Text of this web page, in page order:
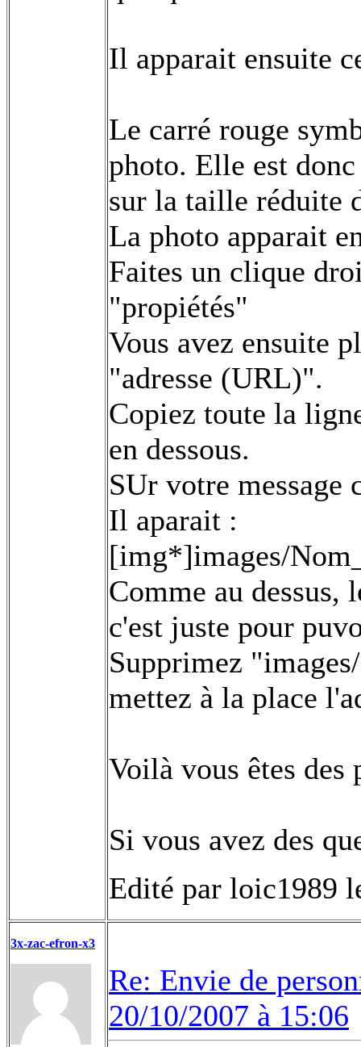
Il apparait ensuite
Le carré rouge
photo. Elle est
sur la taille réduite
La photo apparait
Faites un clique
"propiétés"
Vous avez ensuite
"adresse (URL)".
Copiez toute la
en dessous.
SUr votre
Il aparait :
[img*]images/
Comme au dessus,
c'est juste pour
Supprimez
mettez à la place
Voilà vous êtes des
Si vous avez des
Edité par loic1989
3x-zac-efron-x3
Re: Envie de
20/10/2007 à 15:06